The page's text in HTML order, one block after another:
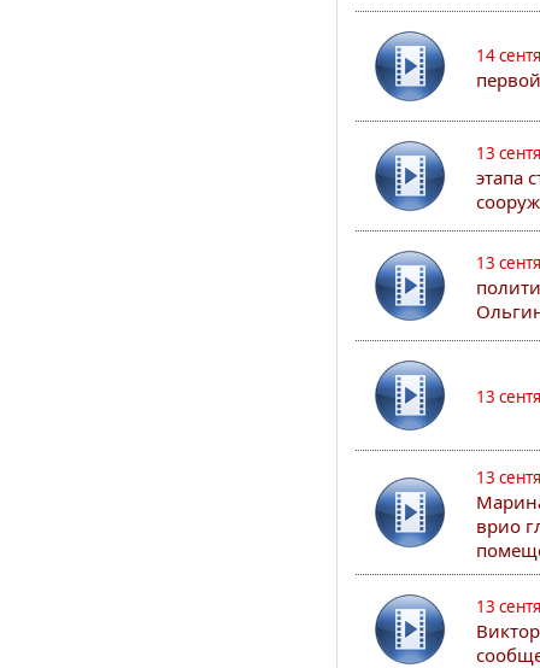
14
13
этапа
13
13
13
врио
13